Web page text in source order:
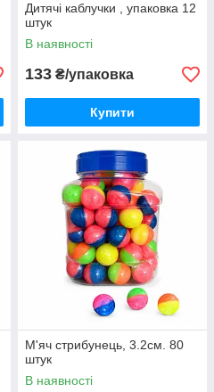
Дитячі каблучки , упаковка 12
штук
В наявності
133 ₴/упаковка
Купити
М'яч стрибунець, 3.2см. 80
штук
В наявності